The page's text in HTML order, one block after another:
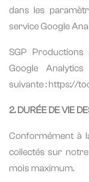
dans les
service Google
SGP Productions
Google
suivante : https://
2. DURÉE DE VIE
Conformément à
collectés sur
mois maximum.